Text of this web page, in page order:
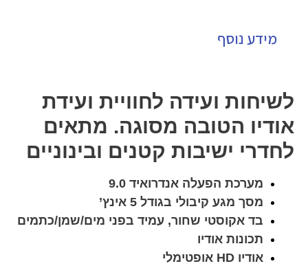
מידע נוסף
לשיחות ועידה לחוויית ועידת
אודיו הטובה מסוגה. מתאים
לחדרי ישיבות קטנים ובינוניים
מערכת הפעלה אנדרואיד 9.0
מסך מגע קיבולי בגודל 5 אינץ’
בד אקוסטי שחור, עמיד בפני מים/שמן/כתמים
תכונות אודיו
אודיו HD אופטימלי